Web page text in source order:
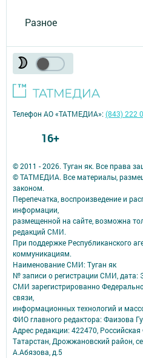
Разное
© 2011 - 2026. Туган як. Все права
© ТАТМЕДИА. Все материалы,
законом.
Перепечатка, воспроизведение и
информации,
размещенной на сайте, возможна
редакций СМИ.
При поддержке Республиканского
коммуникациям.
Наименование СМИ: Туган як
№ записи о регистрации СМИ,
СМИ зарегистрированно
связи,
информационных технологий и
ФИО главного редактора: Фаизова
Адрес редакции: 422470,
Татарстан, Дрожжановский район,
А.Абязова, д.5
Телефон АО «ТАТМЕДИА»:(843) 222
16+